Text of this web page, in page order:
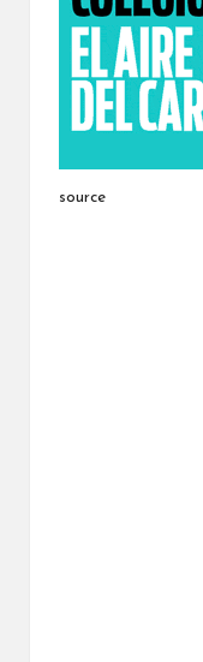
source